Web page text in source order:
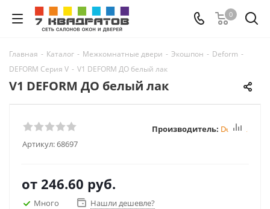
0
Главная - Каталог - Межкомнатные двери - Экошпон - Deform -
DEFORM Серия V - V1 DEFORM ДО белый лак
V1 DEFORM ДО белый лак
Артикул:68697
Производитель: Deform
от 246.60 руб.
Много
Нашли дешевле?